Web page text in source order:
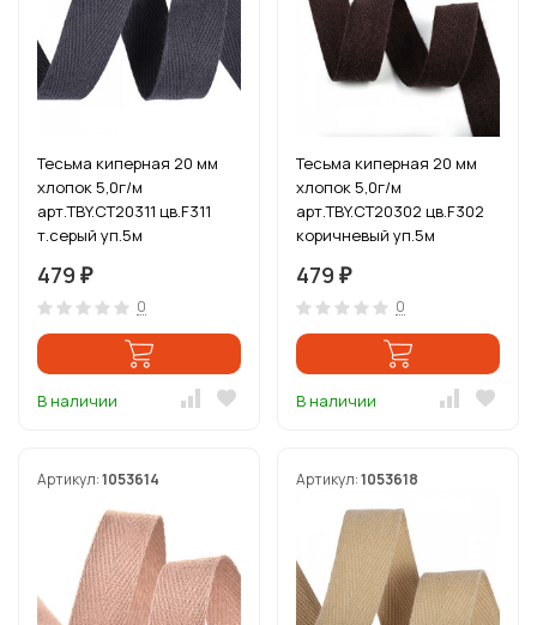
Тесьма киперная 20 мм
хлопок 5,0г/м
арт.TBY.CT20311 цв.F311
т.серый уп.5м
479 ₽
0
В наличии
Тесьма киперная 20 мм
хлопок 5,0г/м
арт.TBY.CT20302 цв.F302
коричневый уп.5м
479 ₽
0
В наличии
Артикул:1053614 Артикул:1053618